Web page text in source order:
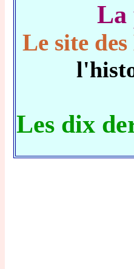
La
Le site
Les dix